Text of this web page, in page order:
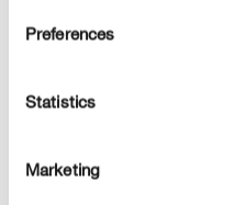
Preferences
Statistics
Marketing
найпопулярніших рослин
світить ярко та дуже
виходити на північ, але й